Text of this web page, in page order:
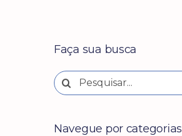
Faça sua busca
Buscar
resultados
Navegue por categorias